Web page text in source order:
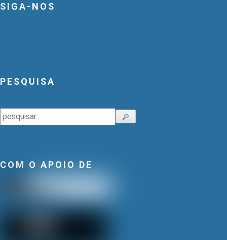
SIGA-NOS
PESQUISA
Pesquisar
COM O APOIO DE